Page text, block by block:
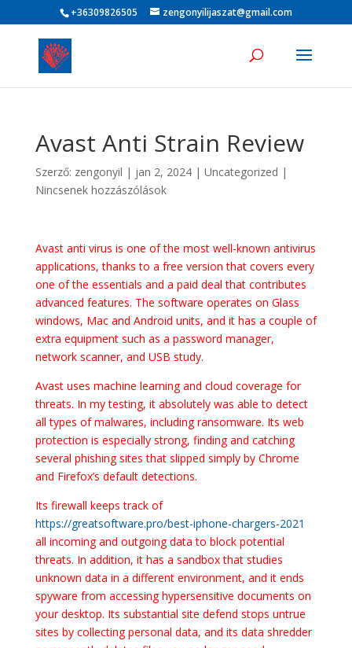
+36309826505 zengonyilijaszat@gmail.com
Avast Anti Strain Review
Szerző: zengonyil | jan 2, 2024| Uncategorized |
Nincsenek hozzászólások
Avast anti virus is one of the most well-known antivirus
applications, thanks to a free version that covers every
one of the essentials and a paid deal that contributes
advanced features. The software operates on Glass
windows, Mac and Android units, and it has a couple of
extra equipment such as a password manager,
network scanner, and USB study.
Avast uses machine learning and cloud coverage for
threats. In my testing, it absolutely was able to detect
all types of malwares, including ransomware. Its web
protection is especially strong, finding and catching
several phishing sites that slipped simply by Chrome
and Firefox’s default detections.
Its firewall keeps track of
https://greatsoftware.pro/best-iphone-chargers-2021
all incoming and outgoing data to block potential
threats. In addition, it has a sandbox that studies
unknown data in a different environment, and it ends
spyware from accessing hypersensitive documents on
your desktop. Its substantial site defend stops untrue
sites by collecting personal data, and its data shredder